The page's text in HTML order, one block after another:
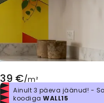
39 €/m²
Ainult 3 päeva jäänud! -
koodiga WALL15